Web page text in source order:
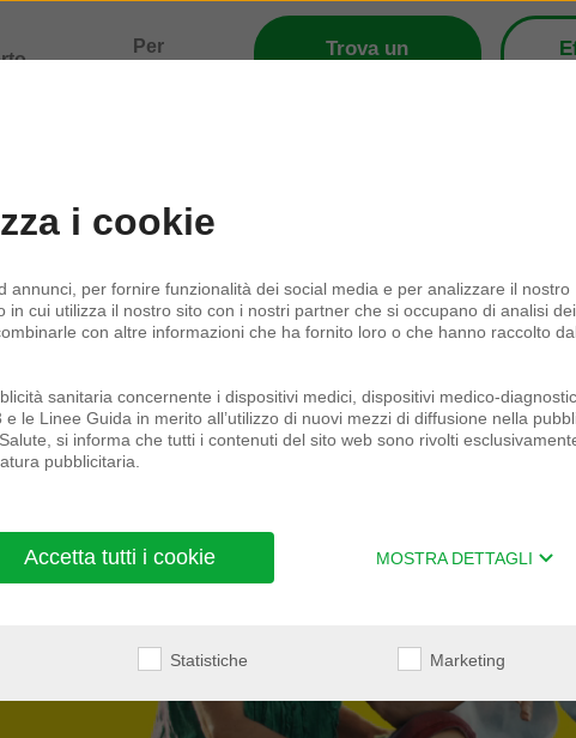
i cookie
annunci, per fornire funzionalità dei social media e per analizzare il nostro
cui utilizza il nostro sito con i nostri partner che si occupano di analisi
con altre informazioni che ha fornito loro o che hanno raccolto
sanitaria concernente i dispositivi medici, dispositivi medico-
le Linee Guida in merito all’utilizzo di nuovi mezzi di diffusione nella
si informa che tutti i contenuti del sito web sono rivolti
pubblicitaria.
Accetta tutti i cookie MOSTRA DETTAGLI
Statistiche Marketing
Per
Trova un